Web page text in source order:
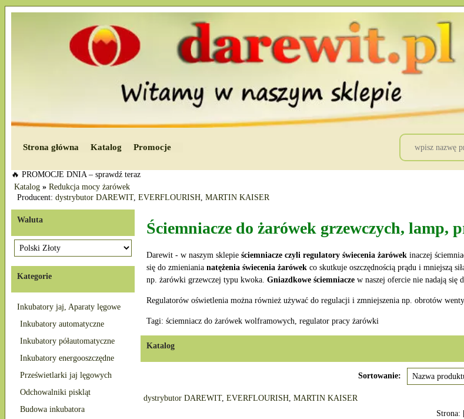
Strona główna Katalog Promocje
🔥 PROMOCJE DNIA – sprawdź teraz
Katalog » Redukcja mocy żarówek
Producent: dystrybutor DAREWIT, EVERFLOURISH, MARTIN KAISER
Waluta
Kategorie
Inkubatory jaj, Aparaty lęgowe
Inkubatory automatyczne
Inkubatory półautomatyczne
Inkubatory energooszczędne
Prześwietlarki jaj lęgowych
Odchowalniki piskląt
Budowa inkubatora
Ściemniacze do żarówek grzewczych,
Darewit - w naszym sklepie ściemniacze czyli regulatory świecenia żarówek inaczej
się do zmieniania natężenia świecenia żarówek co skutkuje oszczędnością prądu i mniejszą
np. żarówki grzewczej typu kwoka. Gniazdkowe ściemniacze w naszej ofercie nie nadają
Regulatorów oświetlenia można również używać do regulacji i zmniejszenia np. obrotów
Tagi: ściemniacz do żarówek wolframowych, regulator pracy żarówki
Katalog
Sortowanie:
dystrybutor DAREWIT, EVERFLOURISH, MARTIN KAISER
Strona: